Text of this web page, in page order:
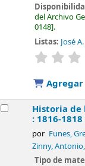
del Archivo
0148 .
Listas: José
valoración
Historia de
: 1816-1818
por Funes,
Zinny, Antonio
Tipo de